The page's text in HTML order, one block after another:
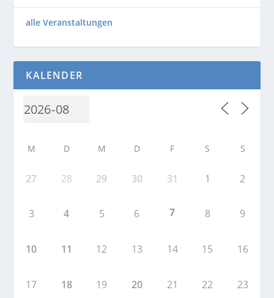
alle Veranstaltungen
KALENDER
M D M D F S S
27 28 29 30 31 1 2
3 4 5 6 7 8 9
10 11 12 13 14 15 16
17 18 19 20 21 22 23